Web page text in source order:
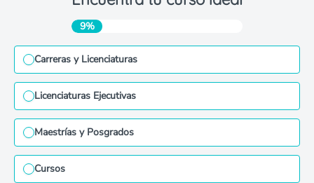
9%
Carreras y Licenciaturas
Licenciaturas Ejecutivas
Maestrías y Posgrados
Cursos